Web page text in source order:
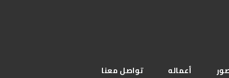
أعماله تواصل معنا